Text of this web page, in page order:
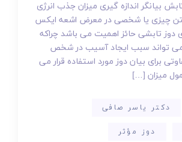
بیانگر اندازه گیری میزان جذب انرژی
چیزی یا شخصی در معرض اشعه ایکس
دوز تابشی حائز اهمیت می باشد چراکه
تواند سبب ایجاد آسیب در شخص
برای بیان دوز مورد استفاده قرار می
میزان […]
دکتر یاسر صافی
دوز مؤثر